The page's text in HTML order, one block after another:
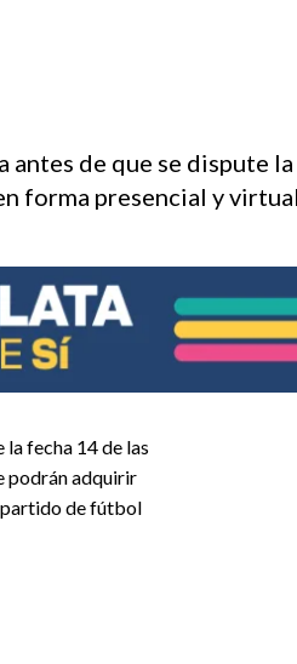
antes de que se dispute
forma presencial y
la fecha 14 de las
podrán adquirir
partido de fútbol